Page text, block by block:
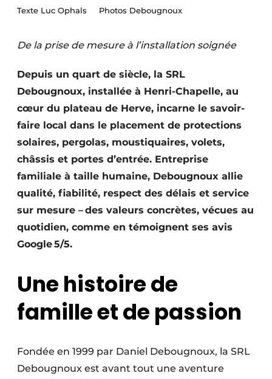
Termes et conditions
Construction bois
Contrôle d’accès
Éclairage
Fondations
Façades
Géotextiles
Protection solaire
Rénovation
Software
Texte Luc Ophals Photos Debougnoux
De la prise de mesure à l’installation soignée
Depuis un quart de siècle, la SRL
Debougnoux, installée à Henri-Chapelle, au
cœur du plateau de Herve, incarne le savoir-
faire local dans le placement de protections
solaires, pergolas, moustiquaires, volets,
châssis et portes d’entrée. Entreprise
familiale à taille humaine, Debougnoux allie
qualité, fiabilité, respect des délais et service
sur mesure – des valeurs concrètes, vécues au
quotidien, comme en témoignent ses avis
Google 5/5.
Une histoire de
famille et de passion
Fondée en 1999 par Daniel Debougnoux, la SRL
Debougnoux est avant tout une aventure